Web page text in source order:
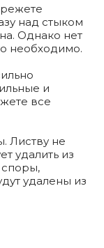
над стыком
Однако нет
необходимо.
и
все
Листву не
удалить из
споры,
удалены из